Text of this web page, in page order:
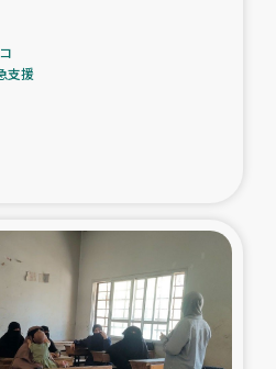
支援